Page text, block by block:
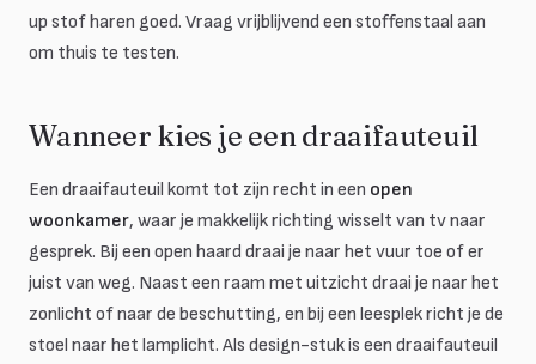
up stof haren goed. Vraag vrijblijvend een stoffenstaal aan
om thuis te testen.
Wanneer kies je een draaifauteuil
Een draaifauteuil komt tot zijn recht in een open
woonkamer, waar je makkelijk richting wisselt van tv naar
gesprek. Bij een open haard draai je naar het vuur toe of er
juist van weg. Naast een raam met uitzicht draai je naar het
zonlicht of naar de beschutting, en bij een leesplek richt je de
stoel naar het lamplicht. Als design-stuk is een draaifauteuil